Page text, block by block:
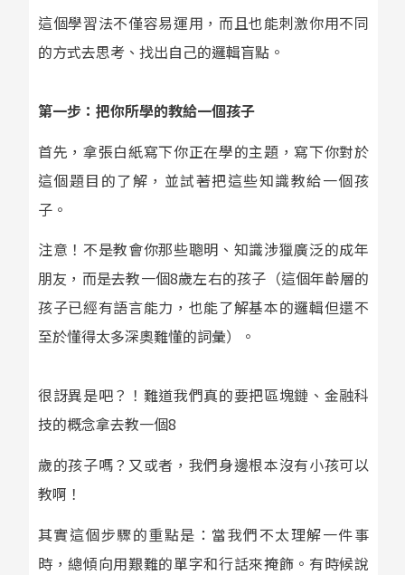
這個學習法不僅容易運用，而且也能刺激你用不同
的方式去思考、找出自己的邏輯盲點。
第一步：把你所學的教給一個孩子
首先，拿張白紙寫下你正在學的主題，寫下你對於
這個題目的了解，並試著把這些知識教給一個孩
子。
注意！不是教會你那些聰明、知識涉獵廣泛的成年
朋友，而是去教一個8歲左右的孩子（這個年齡層的
孩子已經有語言能力，也能了解基本的邏輯但還不
至於懂得太多深奧難懂的詞彙）。
很訝異是吧？！難道我們真的要把區塊鏈、金融科
技的概念拿去教一個8
歲的孩子嗎？又或者，我們身邊根本沒有小孩可以
教啊！
其實這個步驟的重點是：當我們不太理解一件事
時，總傾向用艱難的單字和行話來掩飾。有時候說